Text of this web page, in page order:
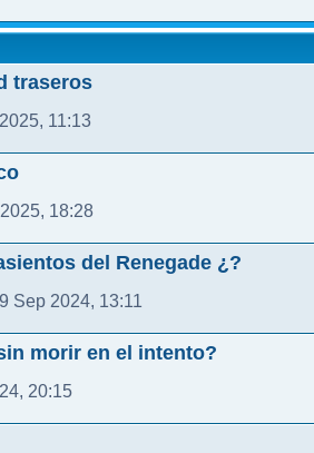
traseros
11:13
18:28
del Renegade ¿?
Sep 2024, 13:11
morir en el intento?
20:15